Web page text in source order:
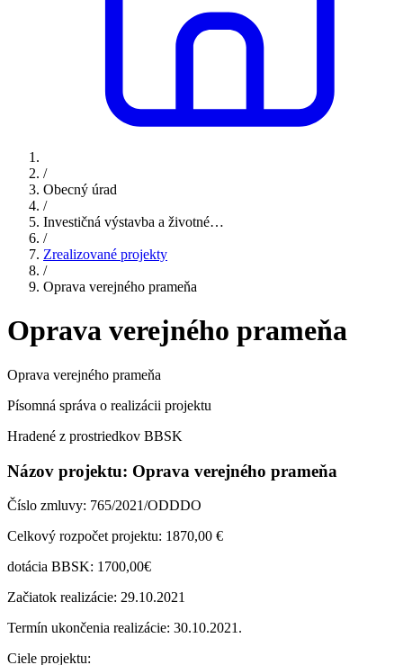
/
Obecný úrad
/
Investičná výstavba a životné…
/
Zrealizované projekty
/
Oprava verejného prameňa
Oprava verejného prameňa
Oprava verejného prameňa
Písomná správa o realizácii projektu
Hradené z prostriedkov BBSK
Názov projektu: Oprava verejného prameňa
Číslo zmluvy: 765/2021/ODDDO
Celkový rozpočet projektu: 1870,00 €
dotácia BBSK: 1700,00€
Začiatok realizácie: 29.10.2021
Termín ukončenia realizácie: 30.10.2021.
Ciele projektu: